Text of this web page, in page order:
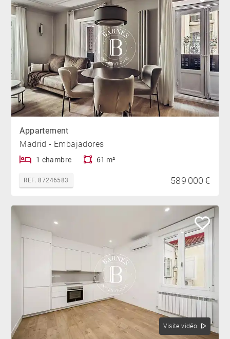
Appartement
Madrid - Embajadores
1 chambre 61 m²
REF. 87246583 589 000 €
Visite vidéo